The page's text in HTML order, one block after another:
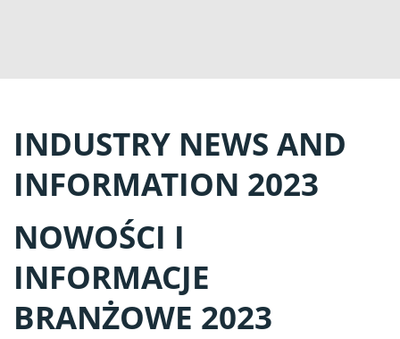
INDUSTRY NEWS AND
INFORMATION 2023
NOWOŚCI I
INFORMACJE
BRANŻOWE 2023